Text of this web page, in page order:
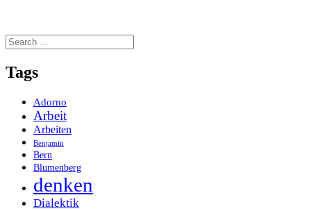
Search
for:
Tags
Adorno
Arbeit
Arbeiten
Benjamin
Bern
Blumenberg
denken
Dialektik